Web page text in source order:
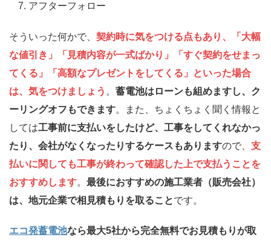
アフターフォロー
そういった何かで、 契約時に気をつける点もあり、「大幅
な値引き」「見積内容が一式ばかり」「すぐ契約をせまっ
てくる」「高額なプレゼントをしてくる」といった場合
は、気をつけましょう 。 蓄電池はローンも組めますし、ク
ーリングオフもできます。また、ちょくちょく聞く情報と
しては工事前に支払いをしたけど、工事をしてくれなかっ
たり、会社がなくなったりするケースもありますので、 支
払いに関しても工事が終わって確認した上で支払うことを
おすすめします。 最後におすすめの施工業者（販売会社）
は、地元企業で相見積もりを取ることです。
エコ発蓄電池なら最大5社から完全無料でお見積もりが取